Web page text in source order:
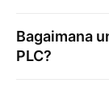
Bagaimana
PLC?